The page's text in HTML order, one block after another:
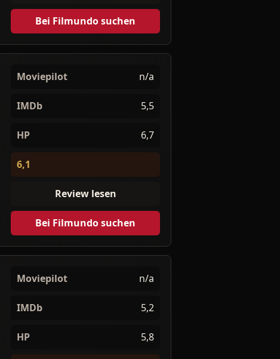
Bei Filmundo suchen
Moviepilot n/a
IMDb 5,5
HP 6,7
6,1
Review lesen
Bei Filmundo suchen
Moviepilot n/a
IMDb 5,2
HP 5,8